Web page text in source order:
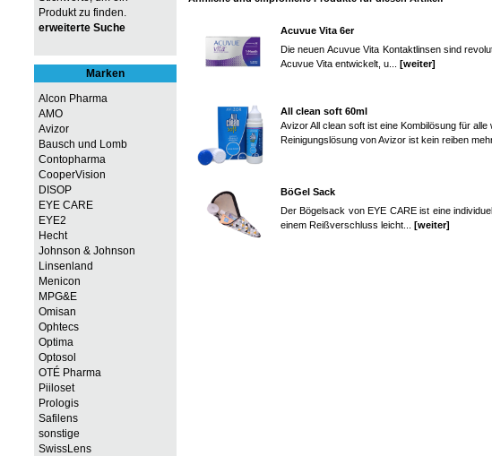
Produkt zu finden.
erweiterte Suche
Marken
Alcon Pharma
AMO
Avizor
Bausch und Lomb
Contopharma
CooperVision
DISOP
EYE CARE
EYE2
Hecht
Johnson & Johnson
Linsenland
Menicon
MPG&E
Omisan
Ophtecs
Optima
Optosol
OTÉ Pharma
Piiloset
Prologis
Safilens
sonstige
SwissLens
Acuvue Vita 6er
Die neuen Acuvue Vita Kontaktlinsen sind
Acuvue Vita entwickelt, u... [weiter]
All clean soft 60ml
Avizor All clean soft ist eine Kombilösung für
Reinigungslösung von Avizor ist kein reiben
BöGel Sack
Der Bögelsack von EYE CARE ist eine
einem Reißverschluss leicht... [weiter]